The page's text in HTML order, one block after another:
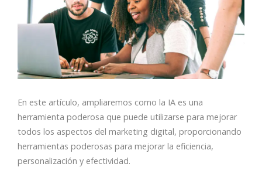
En este artículo, ampliaremos como la IA es una
herramienta poderosa que puede utilizarse para mejorar
todos los aspectos del marketing digital, proporcionando
herramientas poderosas para mejorar la eficiencia,
personalización y efectividad.